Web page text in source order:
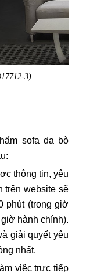
3)
sofa da bò
thông tin, yêu
trên website sẽ
phút (trong giờ
hành chính).
giải quyết yêu
nhất.
việc trực tiếp